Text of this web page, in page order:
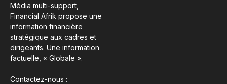
Média multi-support,
Financial Afrik propose une
information financière
stratégique aux cadres et
dirigeants. Une information
factuelle, « Globale ».
Contactez-nous :